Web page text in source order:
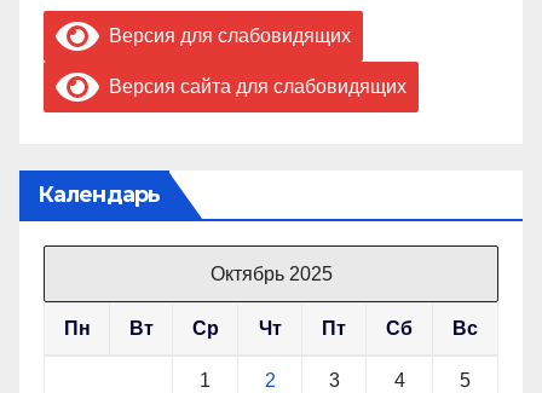
Версия для слабовидящих
Версия сайта для слабовидящих
Календарь
Октябрь 2025
Пн Вт Ср Чт Пт Сб Вс
1 2 3 4 5